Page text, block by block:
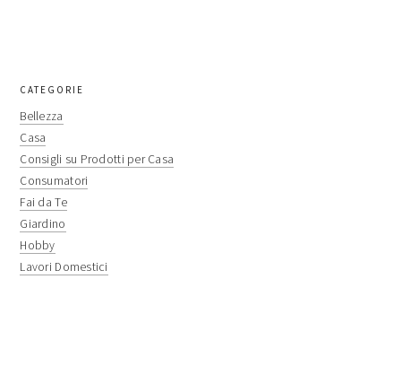
primary
sidebar
CATEGORIE
Bellezza
Casa
Consigli su Prodotti per Casa
Consumatori
Fai da Te
Giardino
Hobby
Lavori Domestici